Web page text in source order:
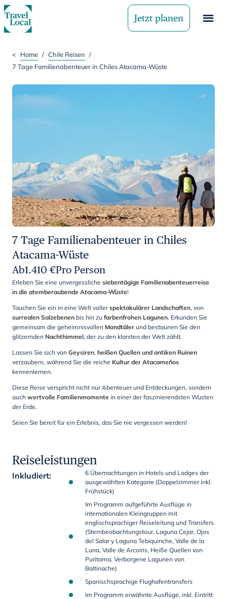
Jetzt planen
< Home / Chile Reisen /
7 Tage Familienabenteuer in Chiles Atacama-Wüste
7 Tage Familienabenteuer in Chiles
Atacama-Wüste
Ab1.410 €Pro Person
Erleben Sie eine unvergessliche siebentägige Familienabenteuerreise
in die atemberaubende Atacama-Wüste!
Tauchen Sie ein in eine Welt vollerspektakulärer Landschaften, von
surrealen Salzebenen bis hin zu farbenfrohen Lagunen. Erkunden Sie
gemeinsam die geheimnisvollen Mondtäler und bestaunen Sie den
glitzernden Nachthimmel, der zu den klarsten der Welt zählt.
Lassen Sie sich von Geysiren, heißen Quellen und antiken Ruinen
verzaubern, während Sie die reiche Kultur der Atacameños
kennenlernen.
Diese Reise verspricht nicht nur Abenteuer und Entdeckungen, sondern
auch wertvolle Familienmomente in einer der faszinierendsten Wüsten
der Erde.
Seien Sie bereit für ein Erlebnis, das Sie nie vergessen werden!
Reiseleistungen
Inkludiert:
6 Übernachtungen in Hotels und Lodges der
ausgewählten Kategorie (Doppelzimmer inkl.
Frühstück)
Im Programm aufgeführte Ausflüge in
internationalen Kleingruppen mit
englischsprachiger Reiseleitung und Transfers
(Sternbeobachtungstour, Laguna Cejar, Ojos
del Salar y Laguna Tebiquinche, Valle de la
Luna, Valle de Arcoiris, Heiße Quellen von
Puritama, Verborgene Lagunen von
Baltinache)
Spanischsprachige Flughafentransfers
Im Programm erwähnte Ausflüge, inkl. Eintritt